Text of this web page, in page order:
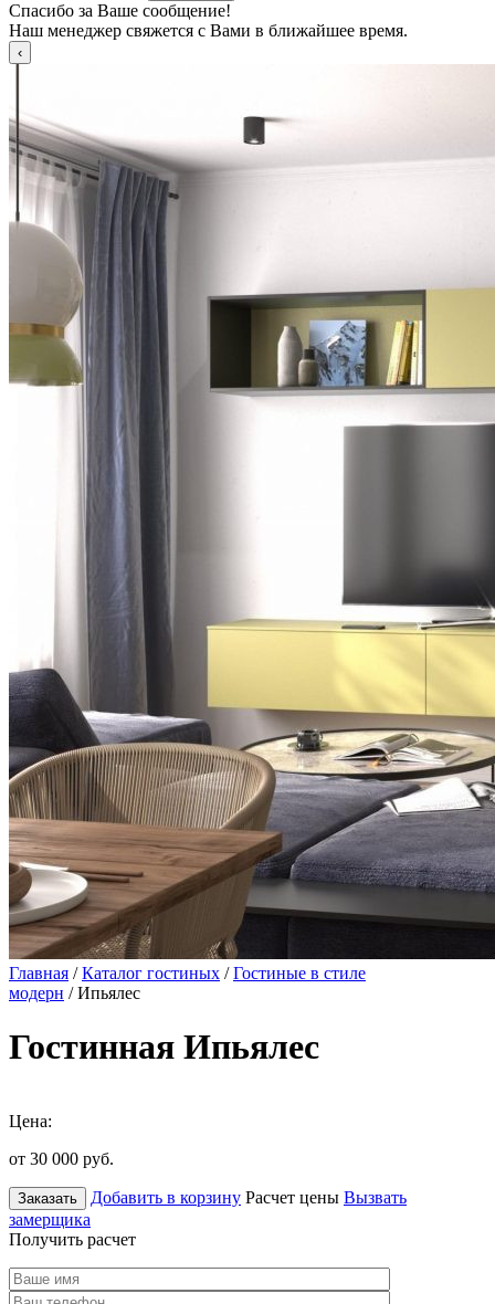
Спасибо за Ваше сообщение!
Наш менеджер свяжется с Вами в ближайшее время.
Главная /Каталог гостиных /Гостиные в стиле
модерн / Ипьялес
Гостинная Ипьялес
Цена:
от 30 000 руб.
Заказать Добавить в корзину Расчет цены Вызвать
замерщика
Получить расчет